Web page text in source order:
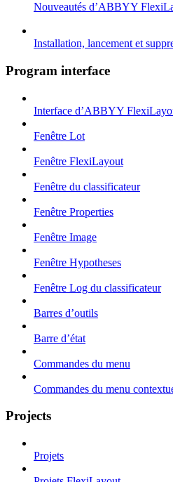
Nouveautés d’ABBYY
Installation, lancement et
Program interface
Interface d’ABBYY
Fenêtre Lot
Fenêtre FlexiLayout
Fenêtre du classificateur
Fenêtre Properties
Fenêtre Image
Fenêtre Hypotheses
Fenêtre Log du classificateur
Barres d’outils
Barre d’état
Commandes du menu
Commandes du menu
Projects
Projets